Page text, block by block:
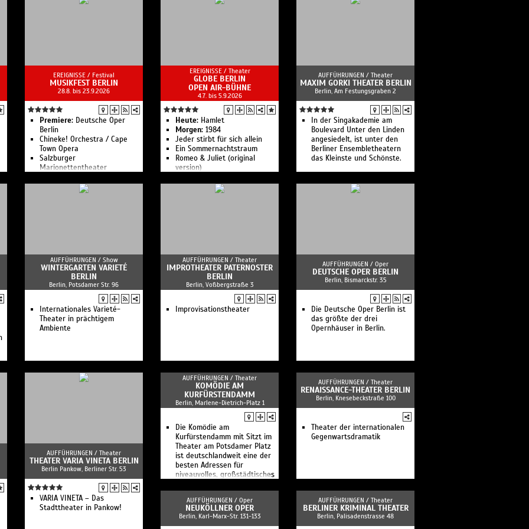
EREIGNISSE / Festival
MUSIKFEST BERLIN
28.8. bis 23.9.2026
Premiere: Deutsche Oper
Berlin
Chineke! Orchestra / Cape
Town Opera
Salzburger
Marionettentheater
EREIGNISSE / Theater
GLOBE BERLIN
OPEN AIR-BÜHNE
4.7. bis 5.9.2026
Heute: Hamlet
Morgen: 1984
Jeder stirbt für sich allein
Ein Sommernachtstraum
Romeo & Juliet (original
version)
Was Ihr wollt
AUFFÜHRUNGEN / Theater
MAXIM GORKI THEATER BERLIN
Berlin, Am Festungsgraben 2
In der Singakademie am
Boulevard Unter den Linden
angesiedelt, ist unter den
Berliner Ensembletheatern
das Kleinste und Schönste.
AUFFÜHRUNGEN / Show
WINTERGARTEN VARIETÉ
BERLIN
Berlin, Potsdamer Str. 96
Internationales Varieté-
Theater in prächtigem
Ambiente
AUFFÜHRUNGEN / Theater
IMPROTHEATER PATERNOSTER
BERLIN
Berlin, Voßbergstraße 3
Improvisationstheater
AUFFÜHRUNGEN / Oper
DEUTSCHE OPER BERLIN
Berlin, Bismarckstr. 35
Die Deutsche Oper Berlin ist
das größte der drei
Opernhäuser in Berlin.
AUFFÜHRUNGEN / Theater
THEATER VARIA VINETA BERLIN
Berlin Pankow, Berliner Str. 53
VARIA VINETA – Das
Stadttheater in Pankow!
AUFFÜHRUNGEN / Theater
KOMÖDIE AM
KURFÜRSTENDAMM
Berlin, Marlene-Dietrich-Platz 1
Die Komödie am
Kurfürstendamm mit Sitzt im
Theater am Potsdamer Platz
ist deutschlandweit eine der
besten Adressen für
niveauvolles, großstädtisches
AUFFÜHRUNGEN / Theater
RENAISSANCE-THEATER BERLIN
Berlin, Knesebeckstraße 100
Theater der internationalen
Gegenwartsdramatik
AUFFÜHRUNGEN / Oper
NEUKÖLLNER OPER
Berlin, Karl-Marx-Str. 131-133
AUFFÜHRUNGEN / Theater
BERLINER KRIMINAL THEATER
Berlin, Palisadenstrasse 48